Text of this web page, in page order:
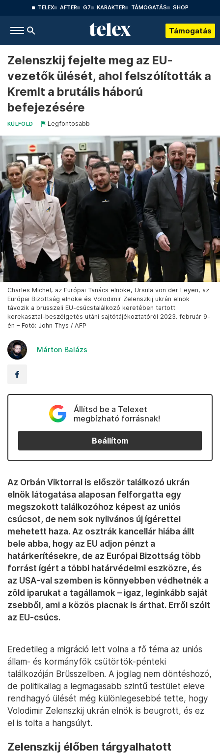
TELEX AFTER G7 KARAKTER TÁMOGATÁS SHOP
Támogatás
Zelenszkij fejelte meg az EU-
vezetők ülését, ahol felszólították a
Kremlt a brutális háború
befejezésére
KÜLFÖLD Legfontosabb
Charles Michel, az Európai Tanács elnöke, Ursula von der Leyen, az
Európai Bizottság elnöke és Volodimir Zelenszkij ukrán elnök
távozik a brüsszeli EU-csúcstalálkozó keretében tartott
kerekasztal-beszélgetés utáni sajtótájékoztatóról 2023. február 9-
én – Fotó: John Thys / AFP
Márton Balázs
Állítsd be a Telexet
megbízható forrásnak!
Beállítom
Az Orbán Viktorral is először találkozó ukrán
elnök látogatása alaposan felforgatta egy
megszokott találkozóhoz képest az uniós
csúcsot, de nem sok nyilvános új ígérettel
mehetett haza. Az osztrák kancellár hiába állt
bele abba, hogy az EU adjon pénzt a
határkerítésekre, de az Európai Bizottság több
forrást ígért a többi határvédelmi eszközre, és
az USA-val szemben is könnyebben védhetnék a
zöld iparukat a tagállamok – igaz, leginkább saját
zsebből, ami a közös piacnak is árthat. Erről szólt
az EU-csúcs.
Eredetileg a migráció lett volna a fő téma az uniós
állam- és kormányfők csütörtök-pénteki
találkozóján Brüsszelben. A jogilag nem döntéshozó,
de politikailag a legmagasabb szintű testület eleve
rendhagyó ülését még különlegesebbé tette, hogy
Volodimir Zelenszkij ukrán elnök is beugrott, és ez
el is tolta a hangsúlyt.
Zelenszkij élőben tárgyalhatott